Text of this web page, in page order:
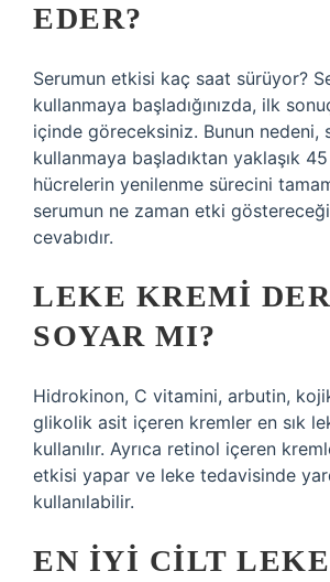
EDER?
Serumun etkisi kaç saat sürüyor?
kullanmaya başladığınızda, ilk
içinde göreceksiniz. Bunun nedeni,
kullanmaya başladıktan yaklaşık
hücrelerin yenilenme sürecini
serumun ne zaman etki
cevabıdır.
LEKE KREMI
SOYAR MI?
Hidrokinon, C vitamini, arbutin,
glikolik asit içeren kremler en sık
kullanılır. Ayrıca retinol içeren
etkisi yapar ve leke tedavisinde
kullanılabilir.
EN IYI CILT LEKE